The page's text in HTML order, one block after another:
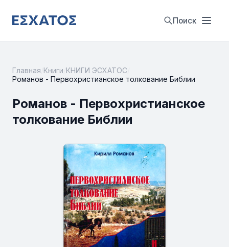
Поиск
Главная Книги КНИГИ ЭСХАТОС
Романов - Первохристианское толкование Библии
Романов - Первохристианское
толкование Библии